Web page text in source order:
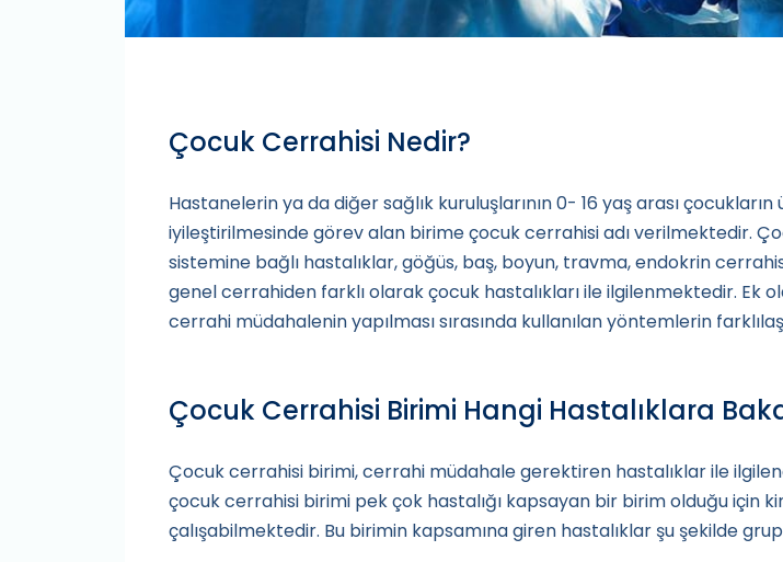
Çocuk Cerrahisi Nedir?
Hastanelerin ya da diğer sağlık kuruluşlarının 0- 16 yaş arası
iyileştirilmesinde görev alan birime çocuk cerrahisi adı verilmektedir.
sistemine bağlı hastalıklar, göğüs, baş, boyun, travma, endokrin
genel cerrahiden farklı olarak çocuk hastalıkları ile ilgilenmektedir.
cerrahi müdahalenin yapılması sırasında kullanılan yöntemlerin
Çocuk Cerrahisi Birimi Hangi Hastalıklara
Çocuk cerrahisi birimi, cerrahi müdahale gerektiren hastalıklar ile
çocuk cerrahisi birimi pek çok hastalığı kapsayan bir birim olduğu için
çalışabilmektedir. Bu birimin kapsamına giren hastalıklar şu şekilde